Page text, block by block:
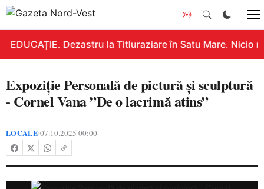
EDUCAȚIE. Dezastru la Titluraziare în Satu Mare. Nicio
Expoziție Personală de pictură și sculptură
- Cornel Vana ”De o lacrimă atins”
LOCALE•07.10.2025 00:00